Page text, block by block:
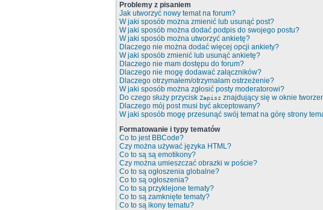
Problemy z pisaniem
Jak utworzyć nowy temat na forum?
W jaki sposób można zmienić lub usunąć post?
W jaki sposób można dodać podpis do swojego postu?
W jaki sposób można utworzyć ankietę?
Dlaczego nie można dodać więcej opcji ankiety?
W jaki sposób zmienić lub usunąć ankietę?
Dlaczego nie mam dostępu do forum?
Dlaczego nie mogę dodawać załączników?
Dlaczego otrzymałem/otrzymałam ostrzeżenie?
W jaki sposób można zgłosić posty moderatorowi?
Do czego służy przycisk Zapisz znajdujący się w oknie
Dlaczego mój post musi być akceptowany?
W jaki sposób mogę przesunąć swój temat na górę strony
Formatowanie i typy tematów
Co to jest BBCode?
Czy można używać języka HTML?
Co to są są emotikony?
Czy można umieszczać obrazki w poście?
Co to są ogłoszenia globalne?
Co to są ogłoszenia?
Co to są przyklejone tematy?
Co to są zamknięte tematy?
Co to są ikony tematu?